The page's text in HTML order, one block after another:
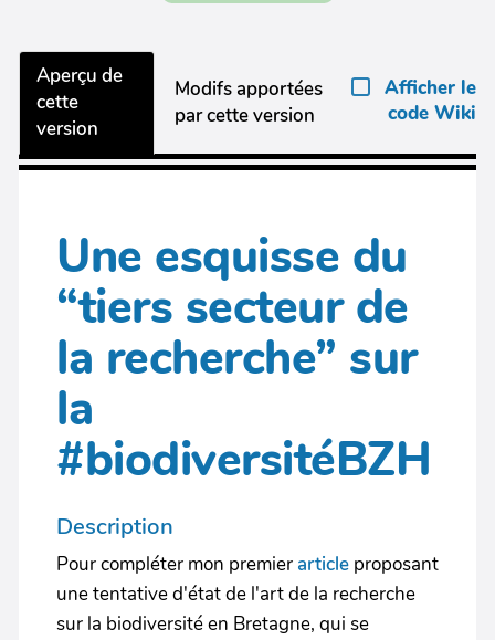
Aperçu de
cette
version
Modifs apportées
par cette version
Afficher le
code Wiki
Une esquisse du
“tiers secteur de
la recherche” sur
la
#biodiversitéBZH
Description
Pour compléter mon premier article proposant
une tentative d'état de l'art de la recherche
sur la biodiversité en Bretagne, qui se